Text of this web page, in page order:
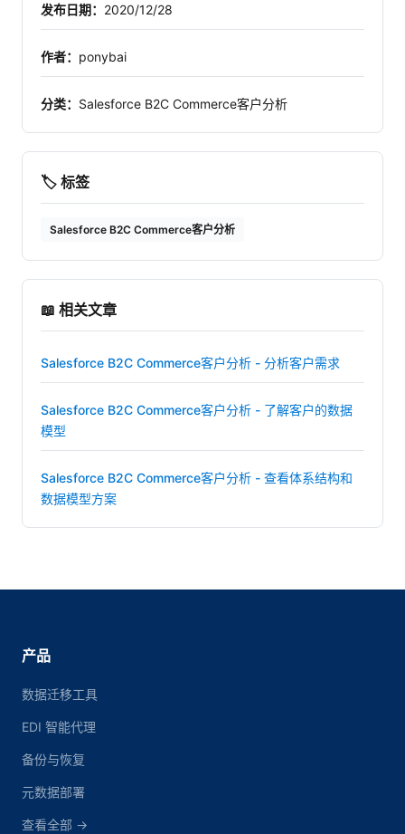
发布日期： 2020/12/28
作者： ponybai
分类： Salesforce B2C Commerce客户分析
🏷️ 标签
Salesforce B2C Commerce客户分析
📖 相关文章
Salesforce B2C Commerce客户分析 - 分析客户需求
Salesforce B2C Commerce客户分析 - 了解客户的数据
模型
Salesforce B2C Commerce客户分析 - 查看体系结构和
数据模型方案
产品
数据迁移工具
EDI 智能代理
备份与恢复
元数据部署
查看全部 →